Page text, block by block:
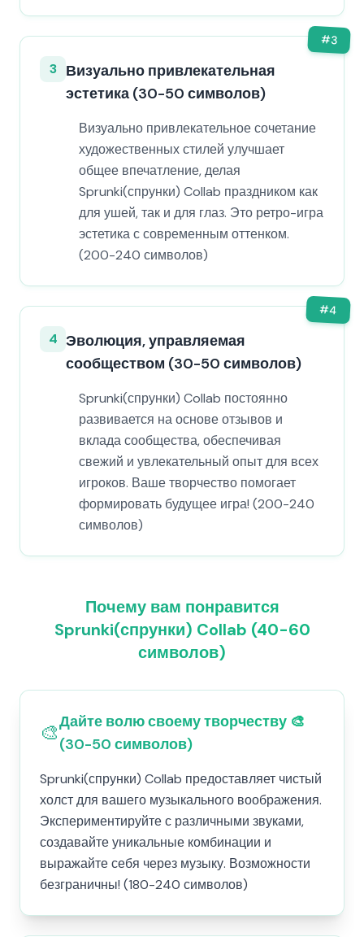
#3
3 Визуально привлекательная
эстетика (30-50 символов)
Визуально привлекательное сочетание
художественных стилей улучшает
общее впечатление, делая
Sprunki(спрунки) Collab праздником как
для ушей, так и для глаз. Это ретро-игра
эстетика с современным оттенком.
(200-240 символов)
#4
4 Эволюция, управляемая
сообществом (30-50 символов)
Sprunki(спрунки) Collab постоянно
развивается на основе отзывов и
вклада сообщества, обеспечивая
свежий и увлекательный опыт для всех
игроков. Ваше творчество помогает
формировать будущее игра! (200-240
символов)
Почему вам понравится
Sprunki(спрунки) Collab (40-60
символов)
🎨Дайте волю своему творчеству 🎨
(30-50 символов)
Sprunki(спрунки) Collab предоставляет чистый
холст для вашего музыкального воображения.
Экспериментируйте с различными звуками,
создавайте уникальные комбинации и
выражайте себя через музыку. Возможности
безграничны! (180-240 символов)